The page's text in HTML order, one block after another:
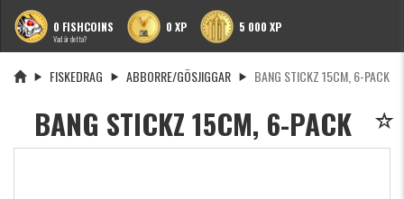
0 FISHCOINS
Vad är detta?
0 XP 5 000 XP
FISKEDRAG ABBORRE/GÖSJIGGAR BANG STICKZ 15CM, 6-PACK
BANG STICKZ 15CM, 6-PACK